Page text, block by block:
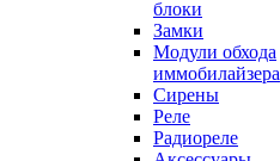
блоки
Замки
Модули обхода
иммобилайзера
Сирены
Реле
Радиореле